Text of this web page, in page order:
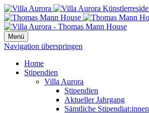
Menü
Navigation überspringen
Home
Stipendien
Villa Aurora
Stipendien
Aktueller Jahrgang
Sämtliche Stipendiat:innen